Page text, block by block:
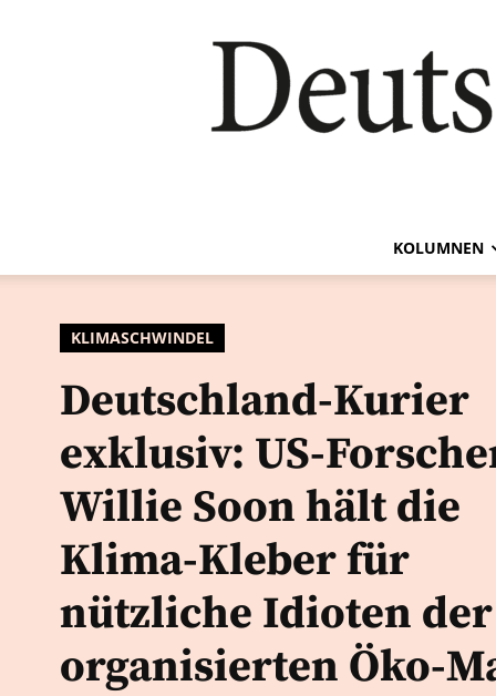
KOLUMNEN
KLIMASCHWINDEL
Deutschland-Kurier
exklusiv: US-
Willie Soon hält die
Klima-Kleber für
nützliche Idioten der
organisierten Öko-